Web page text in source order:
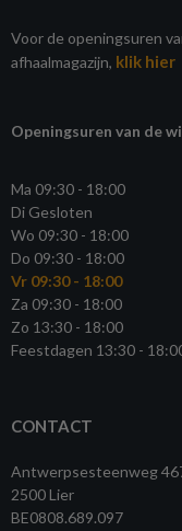
Voor de openingsuren
afhaalmagazijn, klik hier
Openingsuren van de
Ma 09:30 - 18:00
Di Gesloten
Wo 09:30 - 18:00
Do 09:30 - 18:00
Vr 09:30 - 18:00
Za 09:30 - 18:00
Zo 13:30 - 18:00
Feestdagen 13:30 -
CONTACT
Antwerpsesteenweg
2500 Lier
BE0808.689.097